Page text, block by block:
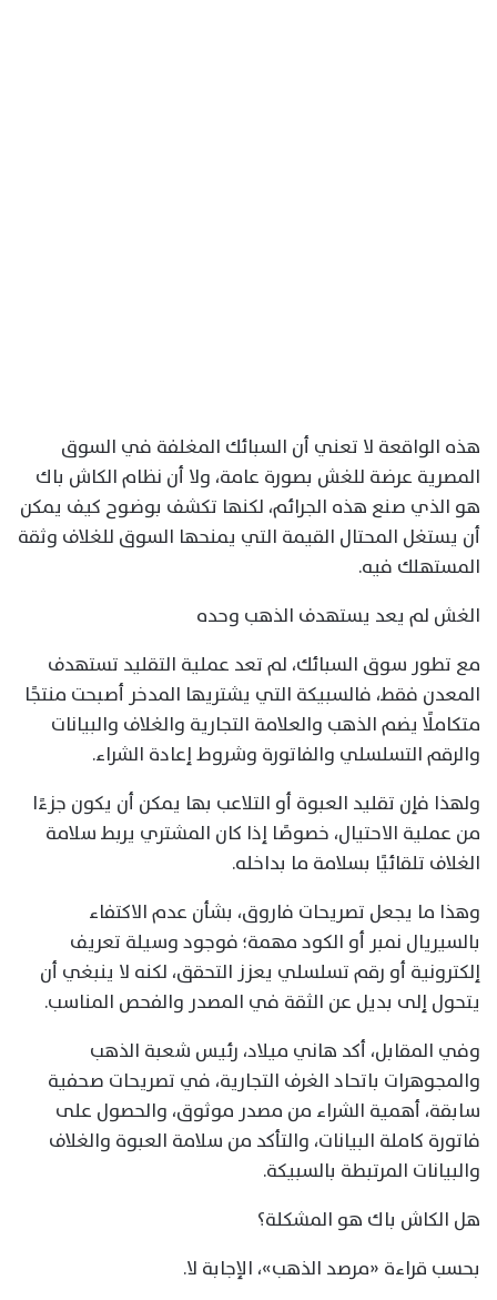
هذه الواقعة لا تعني أن السبائك المغلفة في السوق
المصرية عرضة للغش بصورة عامة، ولا أن نظام الكاش باك
هو الذي صنع هذه الجرائم، لكنها تكشف بوضوح كيف يمكن
أن يستغل المحتال القيمة التي يمنحها السوق للغلاف وثقة
المستهلك فيه.
الغش لم يعد يستهدف الذهب وحده
مع تطور سوق السبائك، لم تعد عملية التقليد تستهدف
المعدن فقط، فالسبيكة التي يشتريها المدخر أصبحت منتجًا
متكاملًا يضم الذهب والعلامة التجارية والغلاف والبيانات
والرقم التسلسلي والفاتورة وشروط إعادة الشراء.
ولهذا فإن تقليد العبوة أو التلاعب بها يمكن أن يكون جزءًا
من عملية الاحتيال، خصوصًا إذا كان المشتري يربط سلامة
الغلاف تلقائيًا بسلامة ما بداخله.
وهذا ما يجعل تصريحات فاروق، بشأن عدم الاكتفاء
بالسيريال نمبر أو الكود مهمة؛ فوجود وسيلة تعريف
إلكترونية أو رقم تسلسلي يعزز التحقق، لكنه لا ينبغي أن
يتحول إلى بديل عن الثقة في المصدر والفحص المناسب.
وفي المقابل، أكد هاني ميلاد، رئيس شعبة الذهب
والمجوهرات باتحاد الغرف التجارية، في تصريحات صحفية
سابقة، أهمية الشراء من مصدر موثوق، والحصول على
فاتورة كاملة البيانات، والتأكد من سلامة العبوة والغلاف
والبيانات المرتبطة بالسبيكة.
هل الكاش باك هو المشكلة؟
بحسب قراءة «مرصد الذهب»، الإجابة لا.